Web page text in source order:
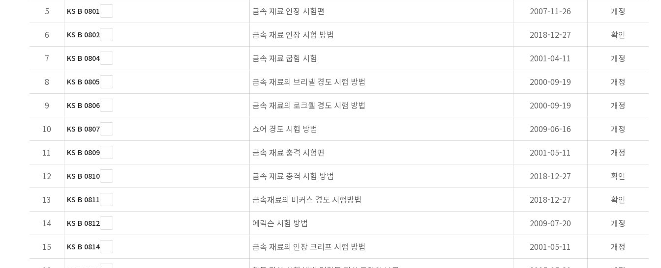
5
KS B 0801 금속 재료 인장 시험편 2007-11-26
개정
6
KS B 0802 금속 재료 인장 시험 방법 2018-12-27
확인
7
KS B 0804 금속 재료 굽힘 시험 2001-04-11
개정
8
KS B 0805 금속 재료의 브리넬 경도 시험 방법 2000-09-19
개정
9
KS B 0806 금속 재료의 로크웰 경도 시험 방법 2000-09-19
개정
10
KS B 0807 쇼어 경도 시험 방법 2009-06-16
개정
11
KS B 0809 금속 재료 충격 시험편 2001-05-11
개정
12
KS B 0810 금속 재료 충격 시험 방법 2018-12-27
확인
13
KS B 0811 금속재료의 비커스 경도 시험방법 2018-12-27
확인
14
KS B 0812 에릭슨 시험 방법 2009-07-20
개정
15
KS B 0814 금속 재료의 인장 크리프 시험 방법 2001-05-11
개정